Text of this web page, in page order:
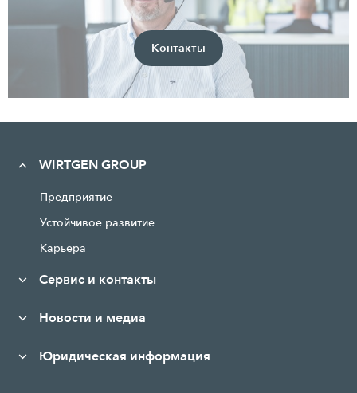
Контакты
WIRTGEN GROUP
Предприятие
Устойчивое развитие
Карьера
Сервис и контакты
Новости и медиа
Юридическая информация